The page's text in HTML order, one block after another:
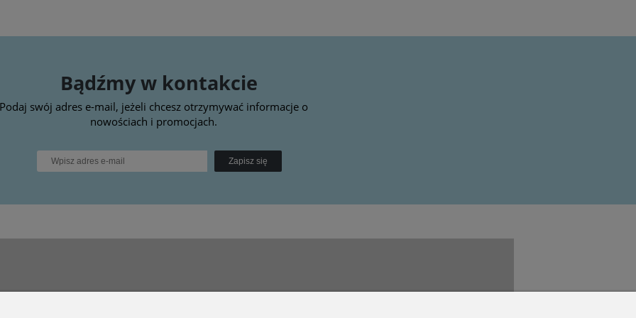
Bądźmy w kontakcie
Podaj swój adres e-mail, jeżeli chcesz otrzymywać informacje o
nowościach i promocjach.
Zapisz się